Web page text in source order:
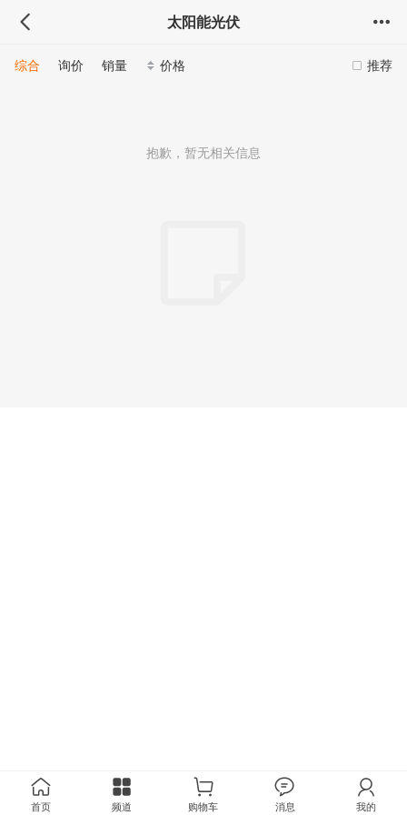
太阳能光伏
推荐
综合 询价 销量 价格
抱歉，暂无相关信息
首页 频道 购物车 消息 我的